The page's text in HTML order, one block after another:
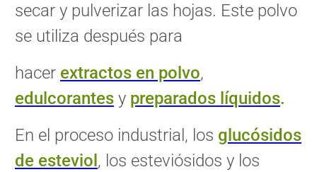
secar y pulverizar las hojas. Este polvo
se utiliza después para
hacer extractos en polvo,
edulcorantes y preparados líquidos.
En el proceso industrial, los glucósidos
de esteviol , los esteviósidos y los